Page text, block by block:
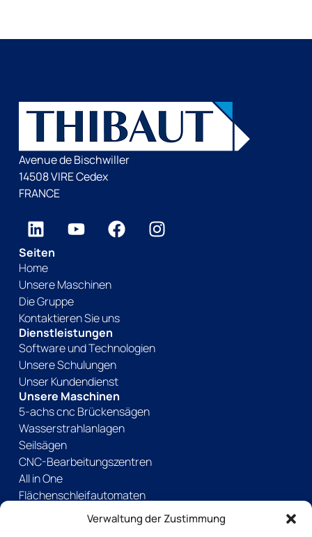
Verwaltung der Zustimmung
Avenue de Bischwiller
14508 VIRE Cedex
FRANCE
Seiten
Home
Unsere Maschinen
Die Gruppe
Kontaktieren Sie uns
Dienstleistungen
Software und Technologien
Unsere Schulungen
Unser Kundendienst
Unsere Maschinen
5-achs cnc Brückensägen
Wasserstrahlanlagen
Seilsägen
CNC-Bearbeitungszentren
All in One
Flächenschleifautomaten
Kantenschleifmaschinen